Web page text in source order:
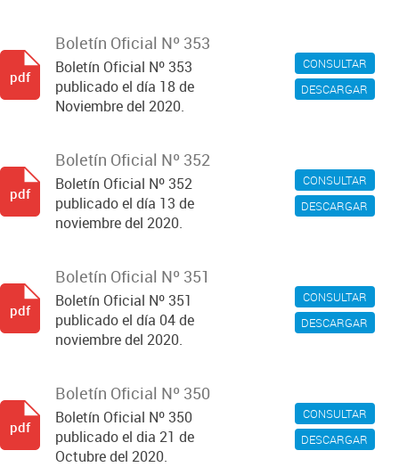
CONSULTAR
DESCARGAR
Boletín Oficial Nº 353
Boletín Oficial Nº 353
publicado el día 18 de
Noviembre del 2020.
pdf
CONSULTAR
DESCARGAR
Boletín Oficial Nº 352
Boletín Oficial Nº 352
publicado el día 13 de
noviembre del 2020.
pdf
CONSULTAR
DESCARGAR
Boletín Oficial Nº 351
Boletín Oficial Nº 351
publicado el día 04 de
noviembre del 2020.
pdf
CONSULTAR
DESCARGAR
Boletín Oficial Nº 350
Boletín Oficial Nº 350
publicado el dia 21 de
Octubre del 2020.
pdf